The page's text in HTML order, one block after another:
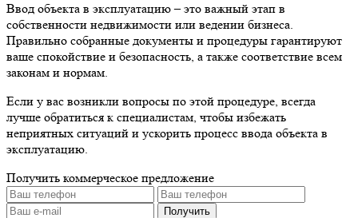
Ввод объекта в эксплуатацию – это важный этап в
собственности недвижимости или ведении бизнеса.
Правильно собранные документы и процедуры гарантируют
ваше спокойствие и безопасность, а также соответствие всем
законам и нормам.
Если у вас возникли вопросы по этой процедуре, всегда
лучше обратиться к специалистам, чтобы избежать
неприятных ситуаций и ускорить процесс ввода объекта в
эксплуатацию.
Получить коммерческое предложение
Получить